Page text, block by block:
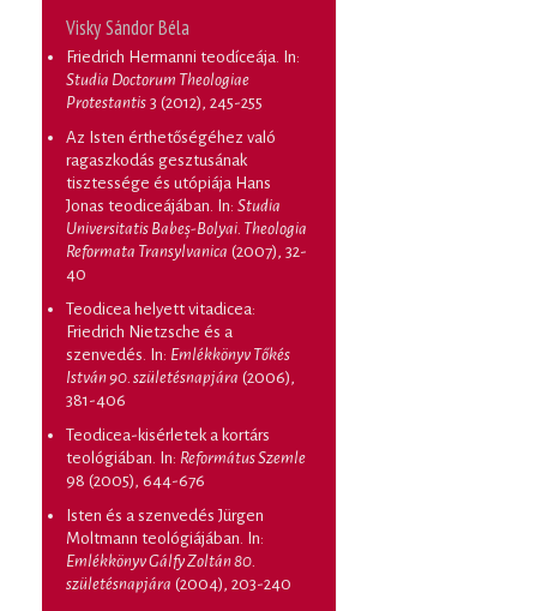
Visky Sándor Béla
Friedrich Hermanni teodíceája. In:
Studia Doctorum Theologiae
Protestantis 3 (2012), 245-255
Az Isten érthetőségéhez való
ragaszkodás gesztusának
tisztessége és utópiája Hans
Jonas teodiceájában. In: Studia
Universitatis Babeș-Bolyai. Theologia
Reformata Transylvanica (2007), 32-
40
Teodicea helyett vitadicea:
Friedrich Nietzsche és a
szenvedés. In: Emlékkönyv Tőkés
István 90. születésnapjára (2006),
381-406
Teodicea-kisérletek a kortárs
teológiában. In: Református Szemle
98 (2005), 644-676
Isten és a szenvedés Jürgen
Moltmann teológiájában. In:
Emlékkönyv Gálfy Zoltán 80.
születésnapjára (2004), 203-240